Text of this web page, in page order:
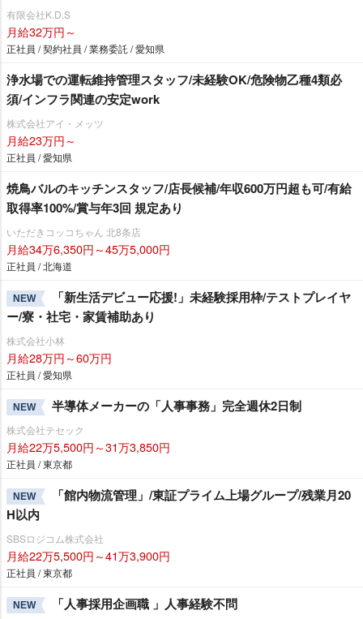
有限会社K.D.S
月給32万円～
正社員 / 契約社員 / 業務委託 / 愛知県
浄水場での運転維持管理スタッフ/未経験OK/危険物乙種4類必
須/インフラ関連の安定work
株式会社アイ・メッツ
月給23万円～
正社員 / 愛知県
焼鳥バルのキッチンスタッフ/店長候補/年収600万円超も可/有給
取得率100%/賞与年3回 規定あり
いただきコッコちゃん 北8条店
月給34万6,350円～45万5,000円
正社員 / 北海道
NEW
「新生活デビュー応援!」未経験採用枠/テストプレイヤ
ー/寮・社宅・家賃補助あり
株式会社小林
月給28万円～60万円
正社員 / 愛知県
NEW 半導体メーカーの「人事事務」完全週休2日制
株式会社テセック
月給22万5,500円～31万3,850円
正社員 / 東京都
NEW
「館内物流管理」/東証プライム上場グループ/残業月20
H以内
SBSロジコム株式会社
月給22万5,500円～41万3,900円
正社員 / 東京都
NEW 「人事採用企画職 」人事経験不問